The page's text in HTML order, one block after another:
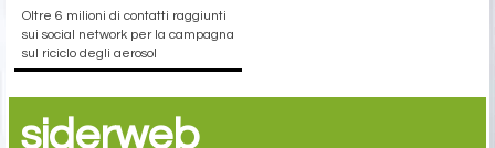
Oltre 6 milioni di contatti raggiunti
sui social network per la campagna
sul riciclo degli aerosol
siderweb